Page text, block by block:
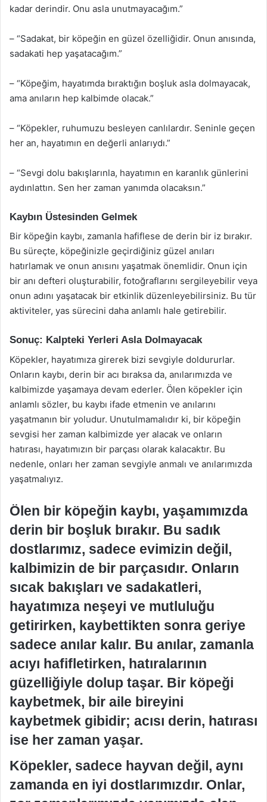
kadar derindir. Onu asla unutmayacağım.”
– “Sadakat, bir köpeğin en güzel özelliğidir. Onun anısında,
sadakati hep yaşatacağım.”
– “Köpeğim, hayatımda bıraktığın boşluk asla dolmayacak,
ama anıların hep kalbimde olacak.”
– “Köpekler, ruhumuzu besleyen canlılardır. Seninle geçen
her an, hayatımın en değerli anlarıydı.”
– “Sevgi dolu bakışlarınla, hayatımın en karanlık günlerini
aydınlattın. Sen her zaman yanımda olacaksın.”
Kaybın Üstesinden Gelmek
Bir köpeğin kaybı, zamanla hafiflese de derin bir iz bırakır.
Bu süreçte, köpeğinizle geçirdiğiniz güzel anıları
hatırlamak ve onun anısını yaşatmak önemlidir. Onun için
bir anı defteri oluşturabilir, fotoğraflarını sergileyebilir veya
onun adını yaşatacak bir etkinlik düzenleyebilirsiniz. Bu tür
aktiviteler, yas sürecini daha anlamlı hale getirebilir.
Sonuç: Kalpteki Yerleri Asla Dolmayacak
Köpekler, hayatımıza girerek bizi sevgiyle doldururlar.
Onların kaybı, derin bir acı bıraksa da, anılarımızda ve
kalbimizde yaşamaya devam ederler. Ölen köpekler için
anlamlı sözler, bu kaybı ifade etmenin ve anılarını
yaşatmanın bir yoludur. Unutulmamalıdır ki, bir köpeğin
sevgisi her zaman kalbimizde yer alacak ve onların
hatırası, hayatımızın bir parçası olarak kalacaktır. Bu
nedenle, onları her zaman sevgiyle anmalı ve anılarımızda
yaşatmalıyız.
Ölen bir köpeğin kaybı, yaşamımızda
derin bir boşluk bırakır. Bu sadık
dostlarımız, sadece evimizin değil,
kalbimizin de bir parçasıdır. Onların
sıcak bakışları ve sadakatleri,
hayatımıza neşeyi ve mutluluğu
getirirken, kaybettikten sonra geriye
sadece anılar kalır. Bu anılar, zamanla
acıyı hafifletirken, hatıralarının
güzelliğiyle dolup taşar. Bir köpeği
kaybetmek, bir aile bireyini
kaybetmek gibidir; acısı derin, hatırası
ise her zaman yaşar.
Köpekler, sadece hayvan değil, aynı
zamanda en iyi dostlarımızdır. Onlar,